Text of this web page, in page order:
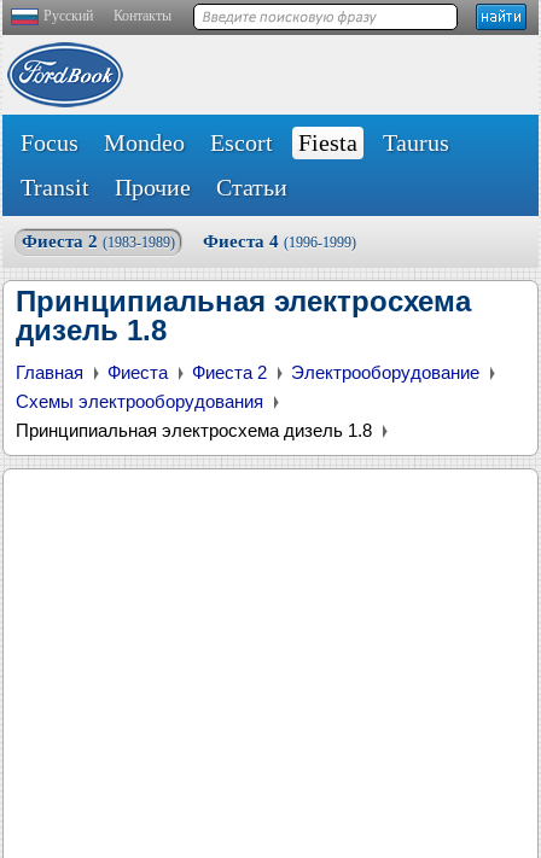
Русский Контакты
Focus Mondeo Escort Fiesta
Taurus
Transit
Прочие Статьи
Фиеста 2 (1983-1989) Фиеста 4 (1996-1999)
Принципиальная электросхема
дизель 1.8
Главная Фиеста Фиеста 2
Электрооборудование
Схемы электрооборудования
Принципиальная электросхема дизель 1.8